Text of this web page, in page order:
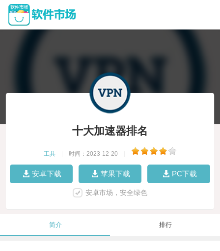
十大加速器排名
工具 时间：2023-12-20
安卓下载 苹果下载 PC下载
安卓市场，安全绿色
简介 排行